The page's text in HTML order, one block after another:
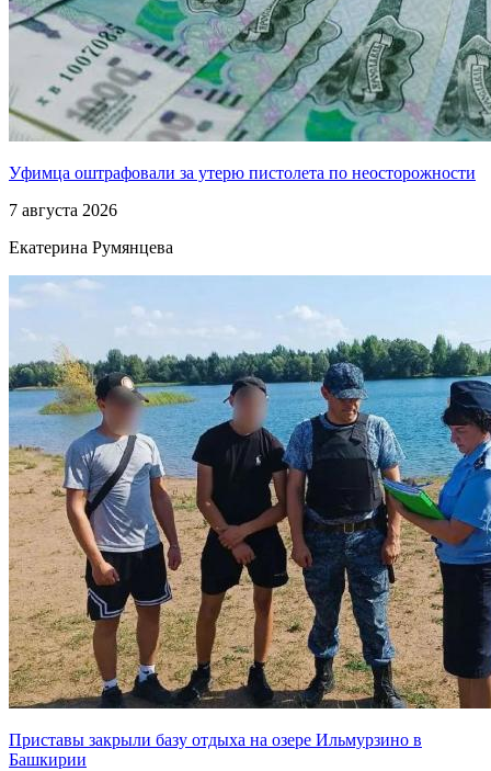
Уфимца оштрафовали за утерю пистолета по неосторожности
7 августа 2026
Екатерина Румянцева
Приставы закрыли базу отдыха на озере Ильмурзино в
Башкирии